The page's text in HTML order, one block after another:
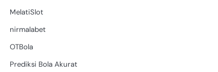
MelatiSlot
nirmalabet
OTBola
Prediksi Bola Akurat